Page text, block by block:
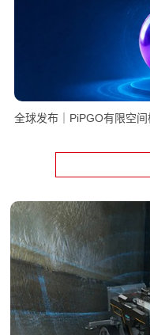
全球发布｜PiPGO有限空